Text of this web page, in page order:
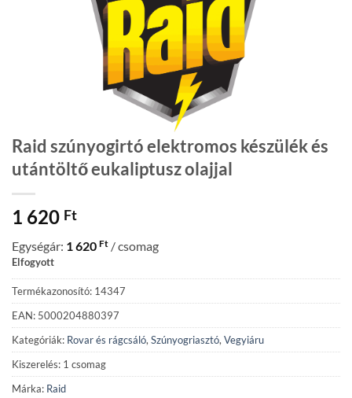
Raid szúnyogirtó elektromos készülék és
utántöltő eukaliptusz olajjal
1 620 Ft
Egységár: 1 620 Ft / csomag
Elfogyott
Termékazonosító: 14347
EAN: 5000204880397
Kategóriák: Rovar és rágcsáló, Szúnyogriasztó, Vegyiáru
Kiszerelés: 1 csomag
Márka: Raid